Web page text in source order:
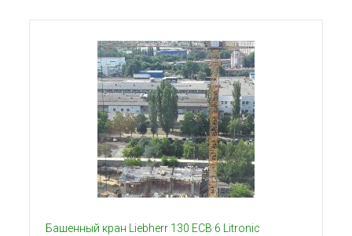
Башенный кран Liebherr 130 ECB 6 Litronic